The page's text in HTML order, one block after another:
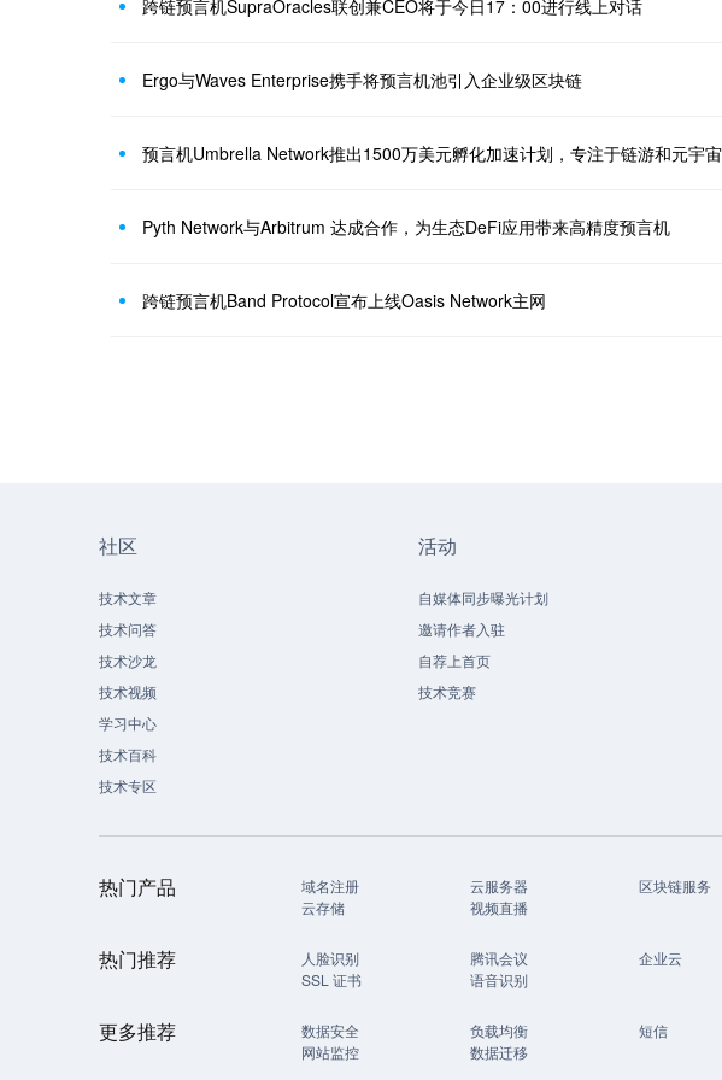
跨链预言机SupraOracles联创兼CEO将于今日17：00进行线上对话
Ergo与Waves Enterprise携手将预言机池引入企业级区块链
Pyth Network与Arbitrum 达成合作，为生态DeFi应用带来高精度预言机
跨链预言机Band Protocol宣布上线Oasis Network主网
社区
技术文章
技术问答
技术沙龙
技术视频
学习中心
技术百科
技术专区
活动
自媒体同步曝光计划
邀请作者入驻
自荐上首页
技术竞赛
热门产品 域名注册 云服务器 区块链服务
云存储
视频直播
热门推荐 人脸识别 腾讯会议 企业云
SSL 证书
语音识别
更多推荐 数据安全 负载均衡 短信
网站监控
数据迁移